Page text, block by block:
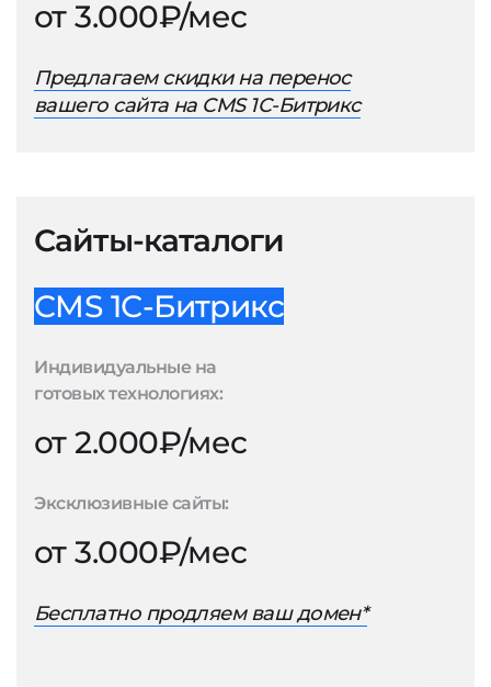
от 3.000₽/мес
Предлагаем скидки на перенос
вашего сайта на CMS 1С-Битрикс
Сайты-каталоги
CMS 1С-Битрикс
Индивидуальные на
готовых технологиях:
от 2.000₽/мес
Эксклюзивные сайты:
от 3.000₽/мес
Бесплатно продляем ваш домен*